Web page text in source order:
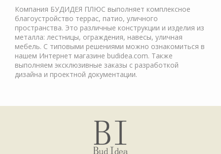
Компания БУДИДЕЯ ПЛЮС выполняет комплексное
благоустройство террас, патио, уличного
пространства. Это различные конструкции и изделия из
металла: лестницы, ограждения, навесы, уличная
мебель. С типовыми решениями можно ознакомиться в
нашем Интернет магазине budidea.com. Также
выполняем эксклюзивные заказы с разработкой
дизайна и проектной документации.